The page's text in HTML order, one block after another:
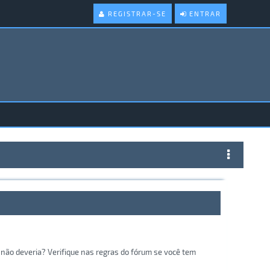
ENTRAR
REGISTRAR-SE
deveria? Verifique nas regras do fórum se você tem